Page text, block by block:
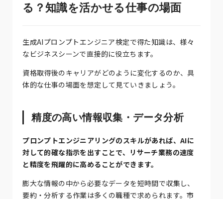
る？知識を活かせる仕事の場面
生成AIプロンプトエンジニア検定で得た知識は、様々
なビジネスシーンで直接的に役立ちます。
資格取得後のキャリアがどのように変化するのか、具
体的な仕事の場面を想定して見ていきましょう。
精度の高い情報収集・データ分析
プロンプトエンジニアリングのスキルがあれば、AIに
対して的確な指示を出すことで、リサーチ業務の速度
と精度を飛躍的に高めることができます。
膨大な情報の中から必要なデータを短時間で収集し、
要約・分析する作業は多くの職種で求められます。市